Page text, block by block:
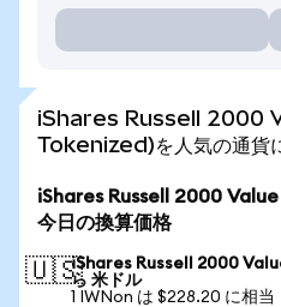
iShares Russell 2000
Tokenized)を人気の通貨
iShares Russell 2000
今日の換算価格
🇺🇸iShares Russell 2000
ら 米ドル
1 IWNon は $228.20 に相当